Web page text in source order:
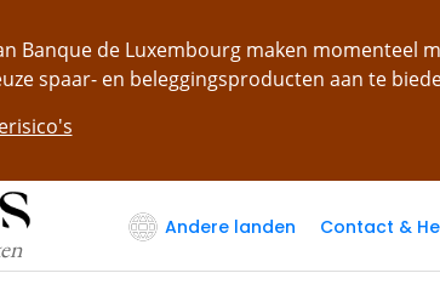
Banque de Luxembourg maken momenteel
spaar- en beleggingsproducten aan te
Andere landen Contact &